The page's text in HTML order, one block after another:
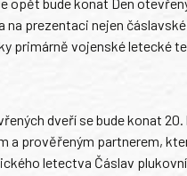
na prezentaci nejen
primárně vojenské letecké
dveří se bude konat
a prověřeným partnerem,
letectva Čáslav